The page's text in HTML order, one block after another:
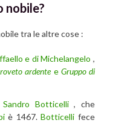
nobile?
tra le altre cose :
e di Michelangelo ,
ardentee Gruppo di
Botticelli, che
è 1467.Botticelli fece